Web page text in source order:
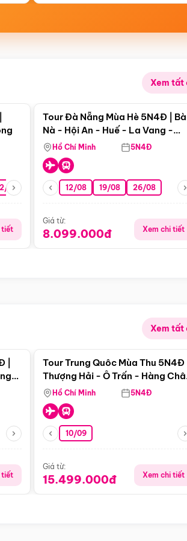
Xem tất
08 26/08 05/09 09/09 12/09
tiết
Điểm nổi bật
Tour Đà Nẵng Mùa Hè 5N4Đ | Bà
Nà - Hội An - Huế - La Vang -
Động Thiên Đường
Hồ Chí Minh 5N4Đ
12/08 19/08 26/08
Giá từ:
8.099.000đ Xem chi tiết
Xem tất
|
tiết
Điểm nổi bật
Tour Trung Quôc Mùa Thu 5N4Đ |
Thượng Hải - Ô Trấn - Hàng
(Tour Không Shopping)
Hồ Chí Minh 5N4Đ
10/09
Giá từ:
15.499.000đ Xem chi tiết